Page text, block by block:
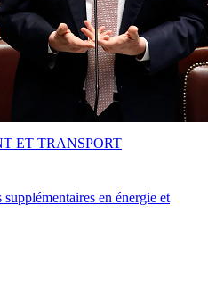
en énergie et
ET TRANSPORT